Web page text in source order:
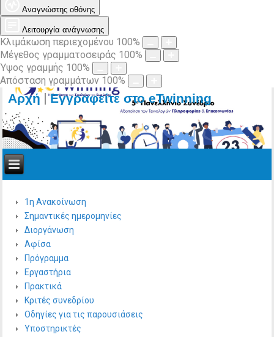
Αναγνώστης οθόνης
Λειτουργία ανάγνωσης
Κλιμάκωση περιεχομένου 100%
Μέγεθος γραμματοσειράς 100%
Ύψος γραμμής 100%
Απόσταση γραμμάτων 100%
Αρχή|Εγγραφείτε στο eTwinning
1η Ανακοίνωση
Σημαντικές ημερομηνίες
Διοργάνωση
Αφίσα
Πρόγραμμα
Εργαστήρια
Πρακτικά
Κριτές συνεδρίου
Οδηγίες για τις παρουσιάσεις
Υποστηρικτές